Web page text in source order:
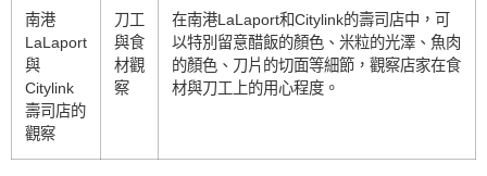
南港
LaLaport
與
Citylink
壽司店的
觀察
刀工
與食
材觀
察
在南港LaLaport和Citylink的壽司店中，可
以特別留意醋飯的顏色、米粒的光澤、魚肉
的顏色、刀片的切面等細節，觀察店家在食
材與刀工上的用心程度。